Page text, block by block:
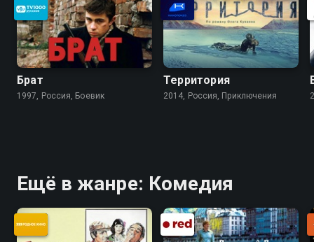
Брат
1997, Россия, Боевик
Территория
2014, Россия, Приключения
Ещё в жанре: Комедия